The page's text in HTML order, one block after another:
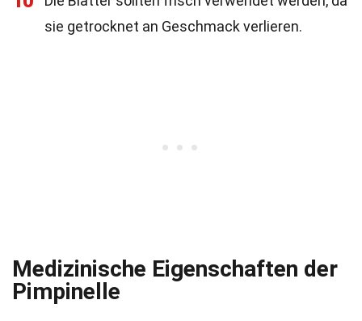
sie getrocknet an Geschmack verlieren.
Medizinische Eigenschaften der
Pimpinelle